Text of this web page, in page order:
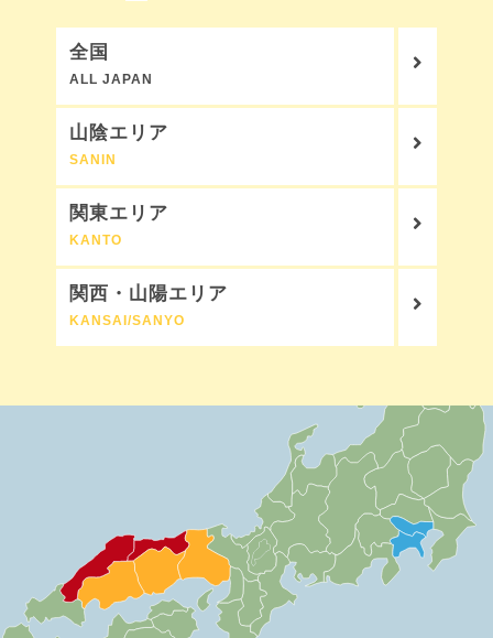
全国
ALL JAPAN
山陰エリア
SANIN
関東エリア
KANTO
関西・山陽エリア
KANSAI/SANYO